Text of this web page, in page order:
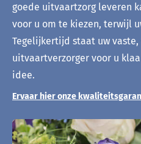
goede uitvaartzorg leveren
voor u om te kiezen, terwijl
Tegelijkertijd staat uw
uitvaartverzorger voor u
idee.
Ervaar hier onze